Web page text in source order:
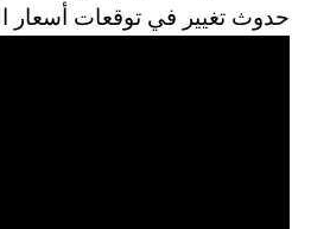
حدوث تغيير في توقعات أسعار